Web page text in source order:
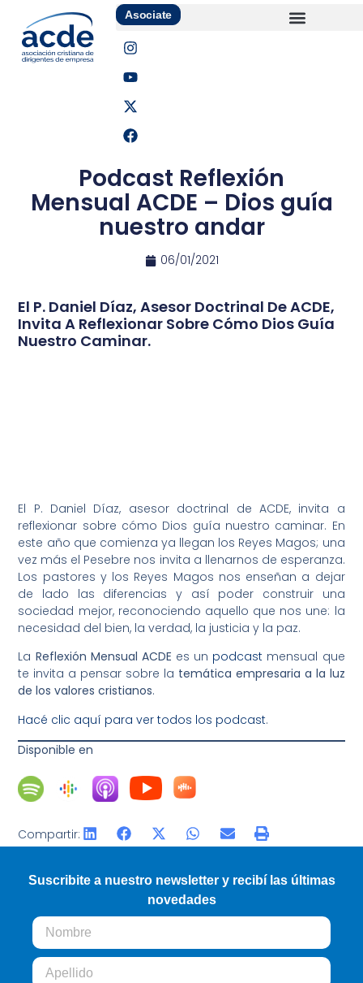
Asociate
Podcast Reflexión
Mensual ACDE – Dios guía
nuestro andar
06/01/2021
El P. Daniel Díaz, Asesor Doctrinal De ACDE,
Invita A Reflexionar Sobre Cómo Dios Guía
Nuestro Caminar.
El P. Daniel Díaz, asesor doctrinal de ACDE, invita a
reflexionar sobre cómo Dios guía nuestro caminar. En
este año que comienza ya llegan los Reyes Magos; una
vez más el Pesebre nos invita a llenarnos de esperanza.
Los pastores y los Reyes Magos nos enseñan a dejar
de lado las diferencias y así poder construir una
sociedad mejor, reconociendo aquello que nos une: la
necesidad del bien, la verdad, la justicia y la paz.
La Reflexión Mensual ACDE es un podcast mensual que
te invita a pensar sobre la temática empresaria a la luz
de los valores cristianos.
Hacé clic aquí para ver todos los podcast.
Disponible en
Compartir:
Suscribite a nuestro newsletter y recibí las últimas
novedades